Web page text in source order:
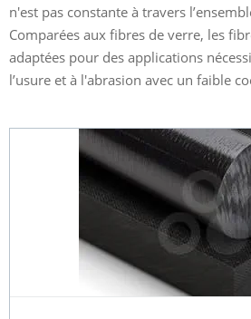
n'est pas constante à travers
Comparées aux fibres de verre, les
adaptées pour des applications
l’usure et à l'abrasion avec un faible